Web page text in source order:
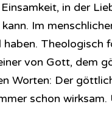
in der
Im
Theologisch
von Gott, dem
Worten: Der
schon wirksam.